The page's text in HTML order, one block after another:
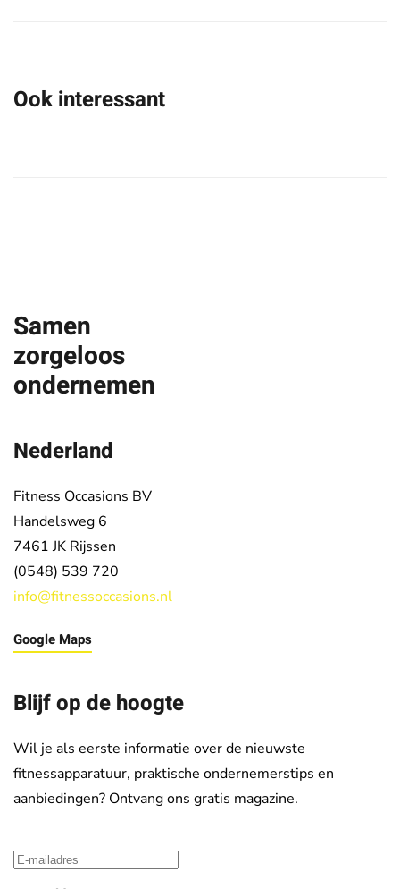
Ook interessant
Samen
zorgeloos
ondernemen
Nederland
Fitness Occasions BV
Handelsweg 6
7461 JK Rijssen
(0548) 539 720
info@fitnessoccasions.nl
Google Maps
Blijf op de hoogte
Wil je als eerste informatie over de nieuwste
fitnessapparatuur, praktische ondernemerstips en
aanbiedingen? Ontvang ons gratis magazine.